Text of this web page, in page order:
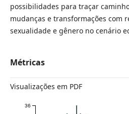
possibilidades para traçar
mudanças e transformações com
sexualidade e gênero no cenário
Métricas
Visualizações em PDF
36